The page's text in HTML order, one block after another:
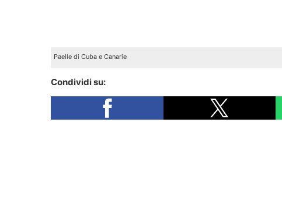
Paelle di Cuba e Canarie
Condividi su: